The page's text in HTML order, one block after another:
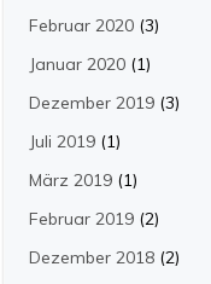
Februar 2020 (3)
Januar 2020 (1)
Dezember 2019 (3)
Juli 2019 (1)
März 2019 (1)
Februar 2019 (2)
Dezember 2018 (2)